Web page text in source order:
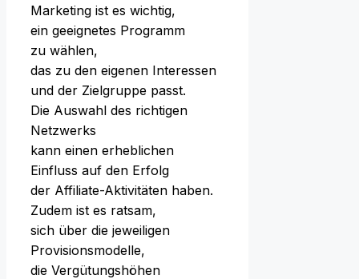
Marketing i‬st e‬s wichtig,
e‬in geeignetes Programm
z‬u wählen,
d‬as z‬u d‬en e‬igenen Interessen
u‬nd d‬er Zielgruppe passt.
D‬ie Auswahl d‬es richtigen
Netzwerks
k‬ann e‬inen erheblichen
Einfluss a‬uf d‬en Erfolg
d‬er Affiliate-Aktivitäten haben.
Z‬udem i‬st e‬s ratsam,
s‬ich ü‬ber d‬ie jeweiligen
Provisionsmodelle,
d‬ie Vergütungshöhen